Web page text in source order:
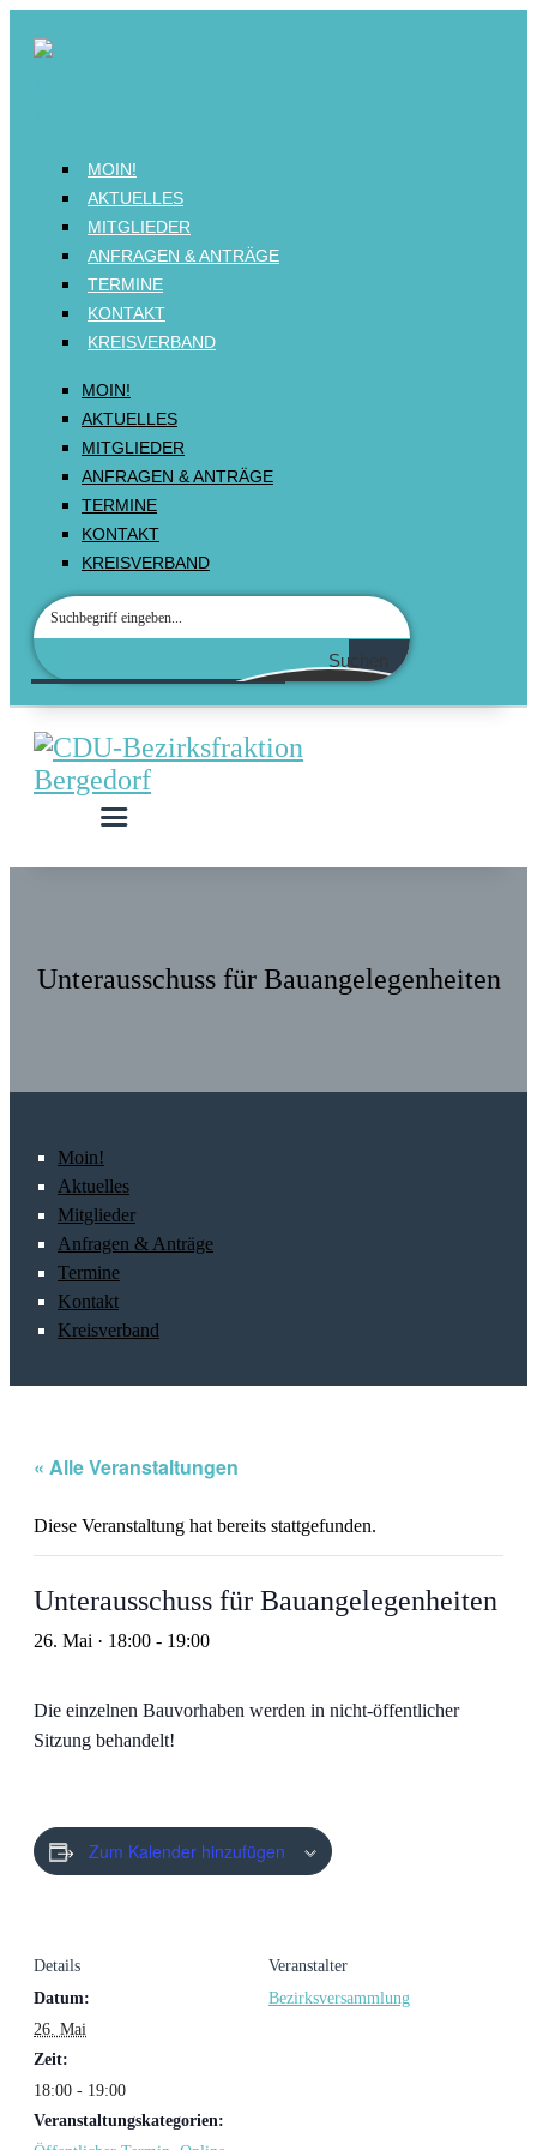
MOIN!
AKTUELLES
MITGLIEDER
ANFRAGEN & ANTRÄGE
TERMINE
KONTAKT
KREISVERBAND
MOIN!
AKTUELLES
MITGLIEDER
ANFRAGEN & ANTRÄGE
TERMINE
KONTAKT
KREISVERBAND
Suchen
Unterausschuss für Bauangelegenheiten
Moin!
Aktuelles
Mitglieder
Anfragen & Anträge
Termine
Kontakt
Kreisverband
« Alle Veranstaltungen
Diese Veranstaltung hat bereits stattgefunden.
Unterausschuss für Bauangelegenheiten
26. Mai · 18:00 - 19:00
Die einzelnen Bauvorhaben werden in nicht-öffentlicher
Sitzung behandelt!
Zum Kalender hinzufügen
Details
Datum:
26. Mai
Zeit:
18:00 - 19:00
Veranstaltungskategorien:
Veranstalter
Bezirksversammlung